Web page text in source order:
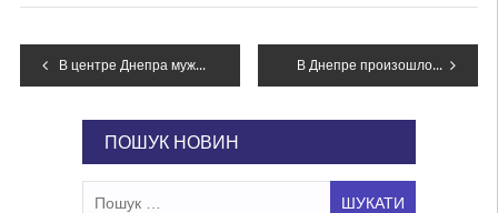
Навігація
В центре Днепра мужчина бросил нож в супружескую пару во время ужина, – ФОТО В Днепре произошло тройное ДТП на Набережной с фурой и двумя иномарками, – ФТО
ПОШУК НОВИН